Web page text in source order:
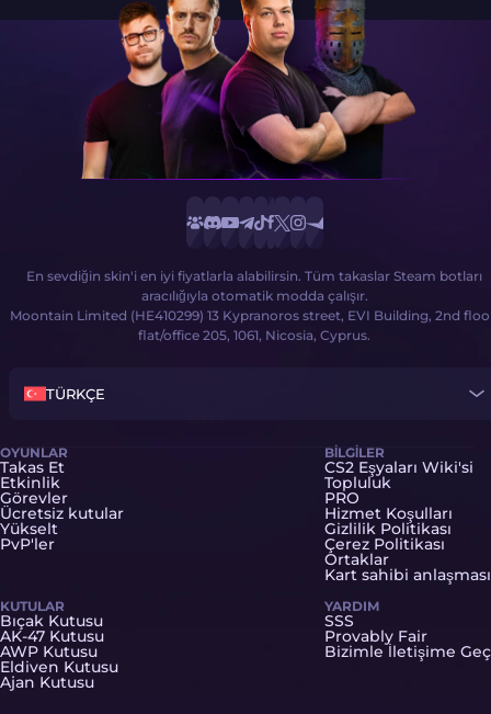
En sevdiğin skin'i en iyi fiyatlarla alabilirsin. Tüm takaslar Steam botları
aracılığıyla otomatik modda çalışır.
Moontain Limited (HE410299) 13 Kypranoros street, EVI Building, 2nd
flat/office 205, 1061, Nicosia, Cyprus.
TÜRKÇE
OYUNLAR
Takas Et
Etkinlik
Görevler
Ücretsiz kutular
Yükselt
PvP'ler
KUTULAR
Bıçak Kutusu
AK-47 Kutusu
AWP Kutusu
Eldiven Kutusu
Ajan Kutusu
BILGILER
CS2 Eşyaları Wiki'si
Topluluk
PRO
Hizmet Koşulları
Gizlilik Politikası
Çerez Politikası
Ortaklar
Kart sahibi anlaşması
YARDIM
SSS
Provably Fair
Bizimle İletişime Geç